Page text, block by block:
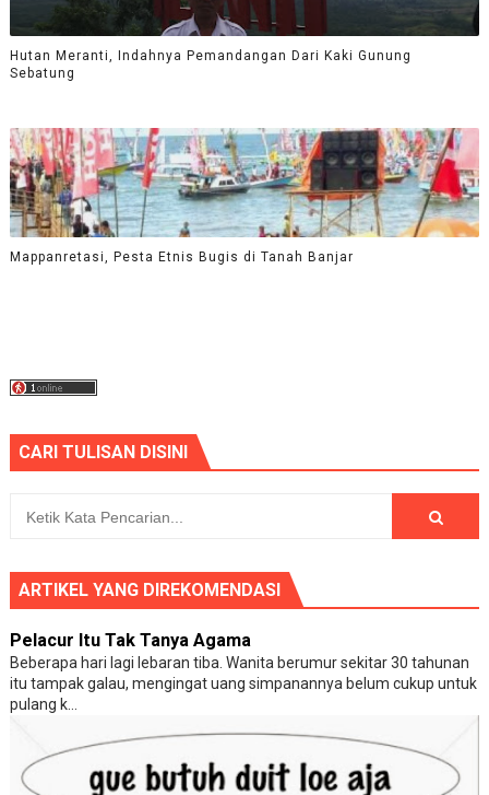
Hutan Meranti, Indahnya Pemandangan Dari Kaki Gunung
Sebatung
Mappanretasi, Pesta Etnis Bugis di Tanah Banjar
CARI TULISAN DISINI
ARTIKEL YANG DIREKOMENDASI
Pelacur Itu Tak Tanya Agama
Beberapa hari lagi lebaran tiba. Wanita berumur sekitar 30 tahunan
itu tampak galau, mengingat uang simpanannya belum cukup untuk
pulang k...